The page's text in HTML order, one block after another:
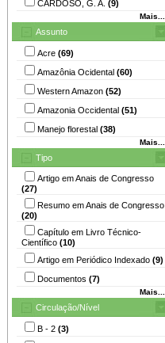
CARDOSO, G. A. (9)
Mais...
Assunto
Acre (69)
Amazônia Ocidental (60)
Western Amazon (52)
Amazonia Occidental (51)
Manejo florestal (38)
Mais...
Tipo
Artigo em Anais de Congresso
(27)
Resumo em Anais de Congresso
(20)
Capítulo em Livro Técnico-
Científico (10)
Artigo em Periódico Indexado (9)
Documentos (7)
Mais...
Circulação/Nível
B - 2 (3)